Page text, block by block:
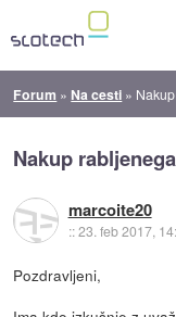
Forum » Na cesti »
Nakup
marcoite20
::23. feb 2017,
Pozdravljeni,